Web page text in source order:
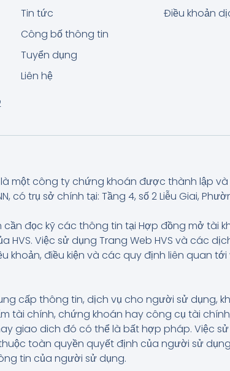
Tin tức
Công bố thông tin
Tuyển dụng
Liên hệ
Điều khoản
là một công ty chứng khoán được thành lập
có trụ sở chính tại: Tầng 4, số 2 Liễu Giai,
cần đọc kỹ các thông tin tại Hợp đồng mở tài
HVS. Việc sử dụng Trang Web HVS và các
khoản, điều kiện và các quy định liên quan
cấp thông tin, dịch vụ cho người sử dụng,
tài chính, chứng khoán hay công cụ tài
giao dich đó có thể là bất hợp pháp. Việc
toàn quyền quyết định của người sử
tin của người sử dụng.